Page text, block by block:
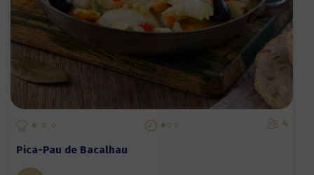
4
Pica-Pau de Bacalhau